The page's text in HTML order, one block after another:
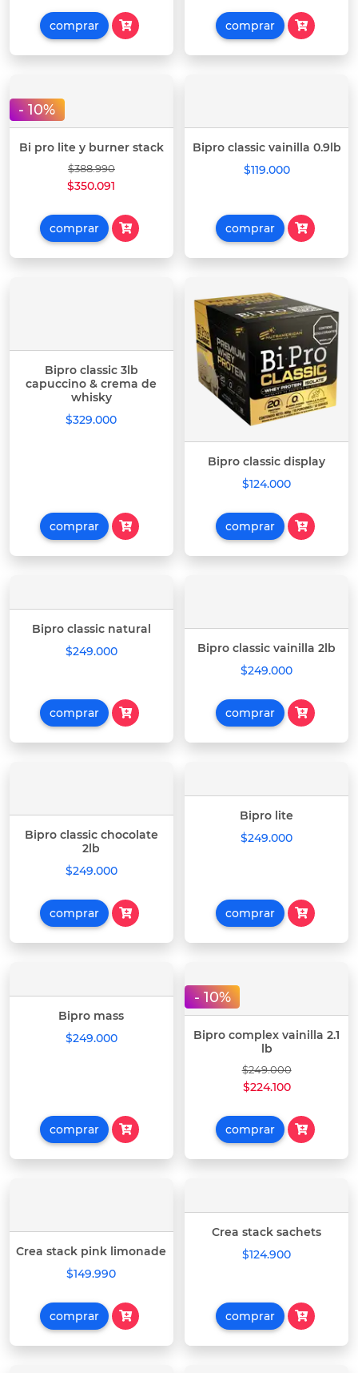
comprar comprar
- 10%
Bi pro lite y burner stack
$388.990
$350.091
comprar
Bipro classic vainilla 0.9lb
$119.000
comprar
Bipro classic 3lb
capuccino & crema de
whisky
$329.000
comprar
Bipro classic display
$124.000
comprar
Bipro classic natural
$249.000
comprar
Bipro classic vainilla 2lb
$249.000
comprar
Bipro classic chocolate
2lb
$249.000
comprar
Bipro lite
$249.000
comprar
Bipro mass
$249.000
comprar
- 10%
Bipro complex vainilla 2.1
lb
$249.000
$224.100
comprar
Crea stack pink limonade
$149.990
comprar
Crea stack sachets
$124.900
comprar